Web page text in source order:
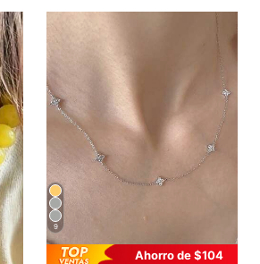
9
Ahorro de $104